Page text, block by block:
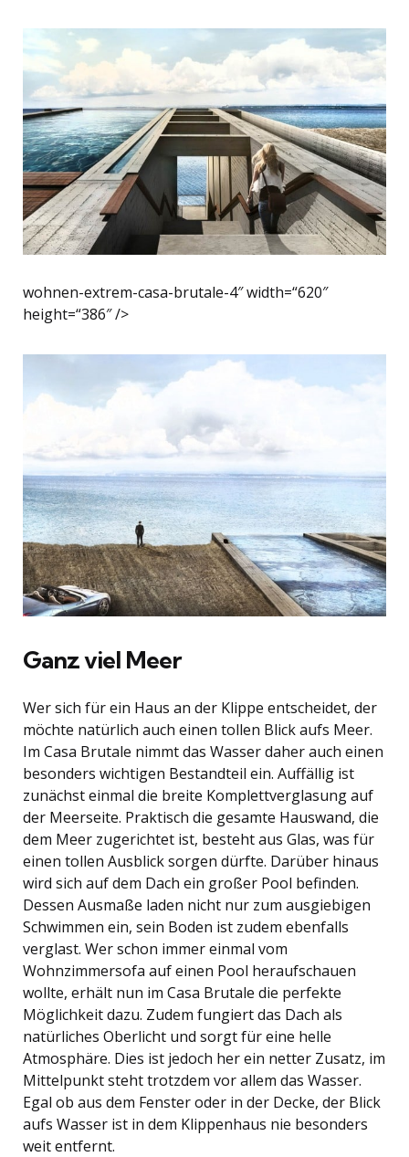
wohnen-extrem-casa-brutale-4″ width=“620″
height=“386″ />
Ganz viel Meer
Wer sich für ein Haus an der Klippe entscheidet, der
möchte natürlich auch einen tollen Blick aufs Meer.
Im Casa Brutale nimmt das Wasser daher auch einen
besonders wichtigen Bestandteil ein. Auffällig ist
zunächst einmal die breite Komplettverglasung auf
der Meerseite. Praktisch die gesamte Hauswand, die
dem Meer zugerichtet ist, besteht aus Glas, was für
einen tollen Ausblick sorgen dürfte. Darüber hinaus
wird sich auf dem Dach ein großer Pool befinden.
Dessen Ausmaße laden nicht nur zum ausgiebigen
Schwimmen ein, sein Boden ist zudem ebenfalls
verglast. Wer schon immer einmal vom
Wohnzimmersofa auf einen Pool heraufschauen
wollte, erhält nun im Casa Brutale die perfekte
Möglichkeit dazu. Zudem fungiert das Dach als
natürliches Oberlicht und sorgt für eine helle
Atmosphäre. Dies ist jedoch her ein netter Zusatz, im
Mittelpunkt steht trotzdem vor allem das Wasser.
Egal ob aus dem Fenster oder in der Decke, der Blick
aufs Wasser ist in dem Klippenhaus nie besonders
weit entfernt.